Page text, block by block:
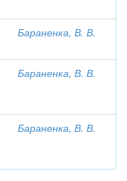
Бараненка, В. В.
Бараненка, В. В.
Бараненка, В. В.